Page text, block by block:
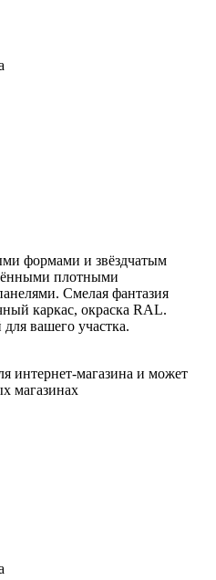
формами и звёздчатым
плотными
Смелая фантазия
каркас, окраска RAL.
вашего участка.
интернет-магазина и может
магазинах